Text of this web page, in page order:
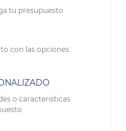
tu presupuesto
con las opciones
o caracteristicas